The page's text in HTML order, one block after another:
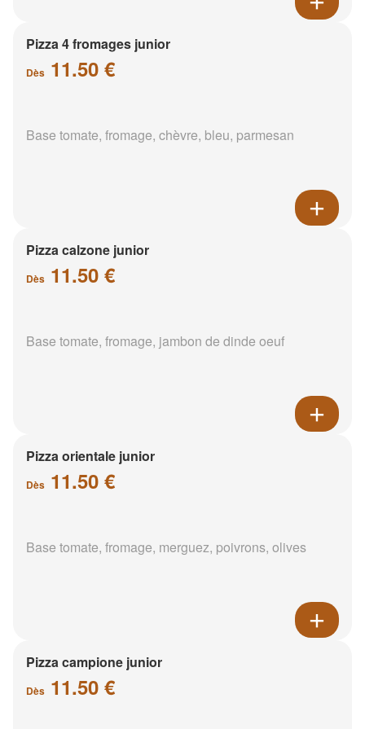
Pizza 4 fromages junior
Dès 11.50 €
Base tomate, fromage, chèvre, bleu, parmesan
Pizza calzone junior
Dès 11.50 €
Base tomate, fromage, jambon de dinde oeuf
Pizza orientale junior
Dès 11.50 €
Base tomate, fromage, merguez, poivrons, olives
Pizza campione junior
Dès 11.50 €